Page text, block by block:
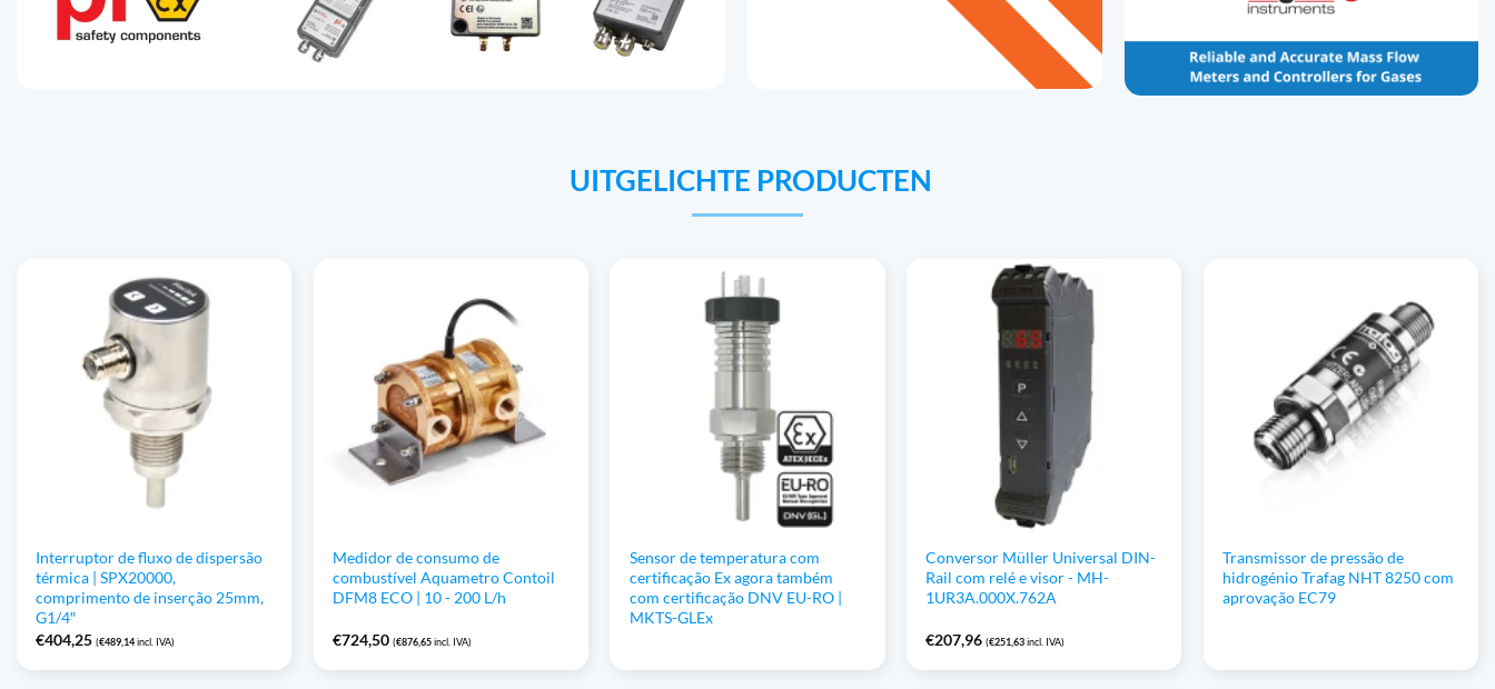
UITGELICHTE PRODUCTEN
Interruptor de fluxo de dispersão
térmica | SPX20000,
comprimento de inserção 25mm,
G1/4″
€404,25 (€489,14incl. IVA)
Medidor de consumo de
combustível Aquametro Contoil
DFM8 ECO | 10 - 200 L/h
€724,50 (€876,65incl. IVA)
Sensor de temperatura com
certificação Ex agora também
com certificação DNV EU-RO |
MKTS-GLEx
Conversor Müller Universal DIN-
Rail com relé e visor - MH-
1UR3A.000X.762A
€207,96 (€251,63incl. IVA)
Transmissor de pressão de
hidrogénio Trafag NHT 8250 com
aprovação EC79